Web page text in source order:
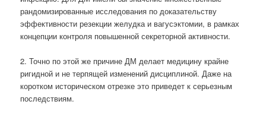
рандомизированные исследования по доказательству
эффективности резекции желудка и вагусэктомии, в рамках
концепции контроля повышенной секреторной активности.
2. Точно по этой же причине ДМ делает медицину крайне
ригидной и не терпящей изменений дисциплиной. Даже на
коротком историческом отрезке это приведет к серьезным
последствиям.